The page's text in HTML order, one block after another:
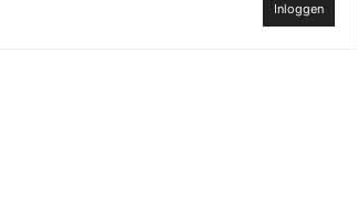
Inloggen